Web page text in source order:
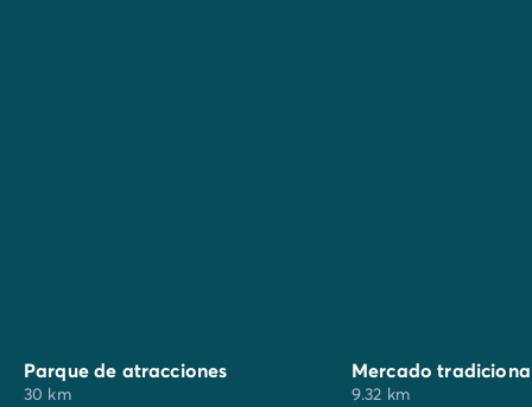
Parque de atracciones
30 km
Mercado
9.32 km